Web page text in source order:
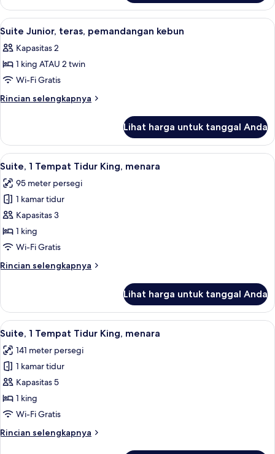
Kamar
Eksekutif,
teras
Lihat
semua
foto
untuk
Suite
Junior,
kebun
Suite Junior, teras, pemandangan
3
Suite Junior, teras, pemandangan kebun
Kapasitas 2
1 king ATAU 2 twin
Wi-Fi Gratis
Rincian selengkapnya
Rincian
Suite
Junior,
teras,
pemandangan
kebun
Lihat harga untuk tanggal Anda
Lihat
semua
foto
untuk
Suite,
1
Tempat
King,
Suite, 1 Tempat Tidur King, menara
6
Suite, 1 Tempat Tidur King, menara
95 meter persegi
1 kamar tidur
Kapasitas 3
1 king
Wi-Fi Gratis
Rincian selengkapnya
Rincian
Suite,
Tempat
King,
menara
Lihat harga untuk tanggal Anda
Lihat
semua
foto
untuk
Suite,
1
Tempat
King,
Suite, 1 Tempat Tidur King, menara
9
Suite, 1 Tempat Tidur King, menara
141 meter persegi
1 kamar tidur
Kapasitas 5
1 king
Wi-Fi Gratis
Rincian selengkapnya
Rincian